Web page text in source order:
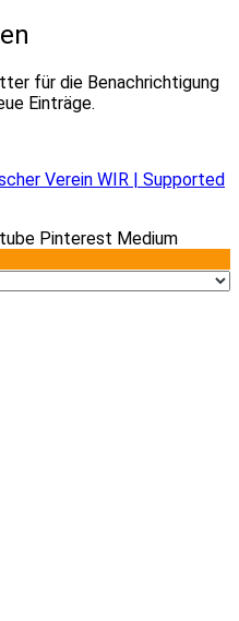
für die Benachrichtigung
Einträge.
Verein WIR | Supported
Pinterest Medium